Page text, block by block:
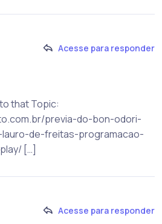
Acesse para responder
that Topic:
previa-do-bon-odori-
de-freitas-programacao-
[…]
Acesse para responder